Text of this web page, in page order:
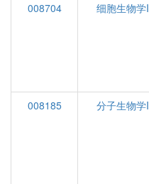
008704
细胞生物学I
008185
分子生物学I